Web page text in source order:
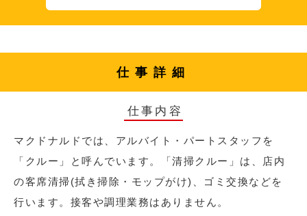
仕事詳細
仕事内容
マクドナルドでは、アルバイト・パートスタッフを
「クルー」と呼んでいます。「清掃クルー」は、店内
の客席清掃(拭き掃除・モップがけ)、ゴミ交換などを
行います。接客や調理業務はありません。